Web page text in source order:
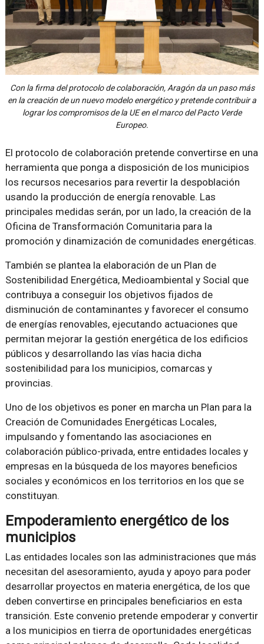
Con la firma del protocolo de colaboración, Aragón da un paso más
en la creación de un nuevo modelo energético y pretende contribuir a
lograr los compromisos de la UE en el marco del Pacto Verde
Europeo.
El protocolo de colaboración pretende convertirse en una
herramienta que ponga a disposición de los municipios
los recursos necesarios para revertir la despoblación
usando la producción de energía renovable. Las
principales medidas serán, por un lado, la creación de la
Oficina de Transformación Comunitaria para la
promoción y dinamización de comunidades energéticas.
También se plantea la elaboración de un Plan de
Sostenibilidad Energética, Medioambiental y Social que
contribuya a conseguir los objetivos fijados de
disminución de contaminantes y favorecer el consumo
de energías renovables, ejecutando actuaciones que
permitan mejorar la gestión energética de los edificios
públicos y desarrollando las vías hacia dicha
sostenibilidad para los municipios, comarcas y
provincias.
Uno de los objetivos es poner en marcha un Plan para la
Creación de Comunidades Energéticas Locales,
impulsando y fomentando las asociaciones en
colaboración público-privada, entre entidades locales y
empresas en la búsqueda de los mayores beneficios
sociales y económicos en los territorios en los que se
constituyan.
Empoderamiento energético de los
municipios
Las entidades locales son las administraciones que más
necesitan del asesoramiento, ayuda y apoyo para poder
desarrollar proyectos en materia energética, de los que
deben convertirse en principales beneficiarios en esta
transición. Este convenio pretende empoderar y convertir
a los municipios en tierra de oportunidades energéticas